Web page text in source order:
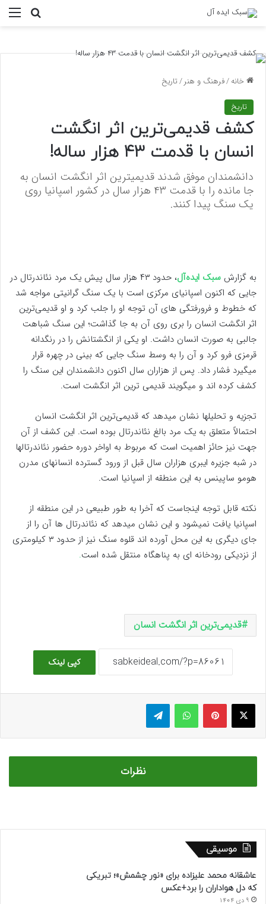
خانه/فرهنگ و هنر/تاریخ
تاریخ
کشف قدیمی‌ترین اثر انگشت
انسان با قدمت ۴۳ هزار ساله!
دانشمندان موفق شدند قدیمیترین اثر انگشت انسان به
جا مانده را با قدمت ۴۳ هزار سال در کشور اسپانیا روی
یک سنگ پیدا کنند.
به گزارش سبک ایده‌آل
، حدود ۴۳ هزار سال پیش یک مرد نئاندرتال در
جایی که اکنون اسپانیای مرکزی است با یک سنگ گرانیتی مواجه شد
که خطوط و فرورفتگی های آن توجه او را جلب کرد و او قدیمی‌ترین
اثر انگشت انسان را بری روی آن به جا گذاشت؛ این سنگ شباهت
جالبی به صورت انسان داشت. او یکی از انگشتانش را در رنگدانه
قرمزی فرو کرد و آن را به وسط سنگ جایی که بینی در چهره قرار
میگیرد فشار داد. پس از هزاران سال اکنون دانشمندان این سنگ را
کشف کرده اند و میگویند قدیمی ترین اثر انگشت است.
تجزیه و تحلیلها نشان میدهد که قدیمی‌ترین اثر انگشت انسان
احتمالاً متعلق به یک مرد بالغ نئاندرتال بوده است. این کشف از آن
جهت نیز حائز اهمیت است که مربوط به اواخر دوره حضور نئاندرتالها
در شبه جزیره ایبری هزاران سال قبل از ورود گسترده انسانهای مدرن
هومو ساپینس به این منطقه از اسپانیا است.
نکته قابل توجه اینجاست که آخرا به طور طبیعی در این منطقه از
اسپانیا یافت نمیشود و این نشان میدهد که نئاندرتال ها آن را از
جای دیگری به این محل آورده اند قلوه سنگ نیز از حدود ۳ کیلومتری
از نزدیکی رودخانه ای به پناهگاه منتقل شده است.
قدیمی‌ترین اثر انگشت انسان
کپی لینک
ایکس پینتریستواتس آپ تلگرام
نظرات
موسیقی
عاشقانه محمد علیزاده برای «نور چشمش»؛ تبریکی
که دل هواداران را برد+عکس
9 دی 1404